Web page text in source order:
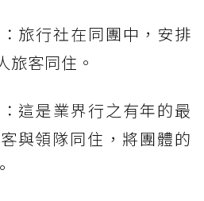
旅行社在同團中，安排
旅客同住。
這是業界行之有年的最
與領隊同住，將團體的